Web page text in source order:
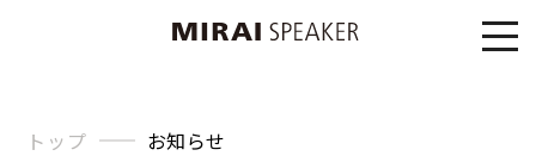
トップ お知らせ